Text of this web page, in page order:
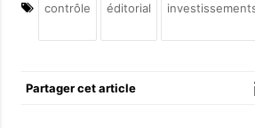
contrôle éditorial
Partager cet article